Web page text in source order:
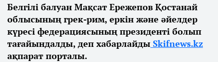
Белгілі балуан Мақсат Ережепов Қостанай
облысының грек-рим, еркін және әйелдер
күресі федерациясының президенті болып
тағайындалды, деп хабарлайды Skifnews.kz
ақпарат порталы.